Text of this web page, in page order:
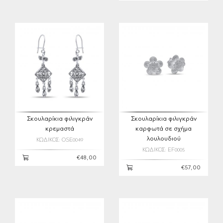
Σκουλαρίκια φιλιγκράν
κρεμαστά
ΚΩΔΙΚΟΣ: OSE0049
€48,00
Σκουλαρίκια φιλιγκράν
καρφωτά σε σχήμα
λουλουδιού
ΚΩΔΙΚΟΣ: EF0005
€57,00